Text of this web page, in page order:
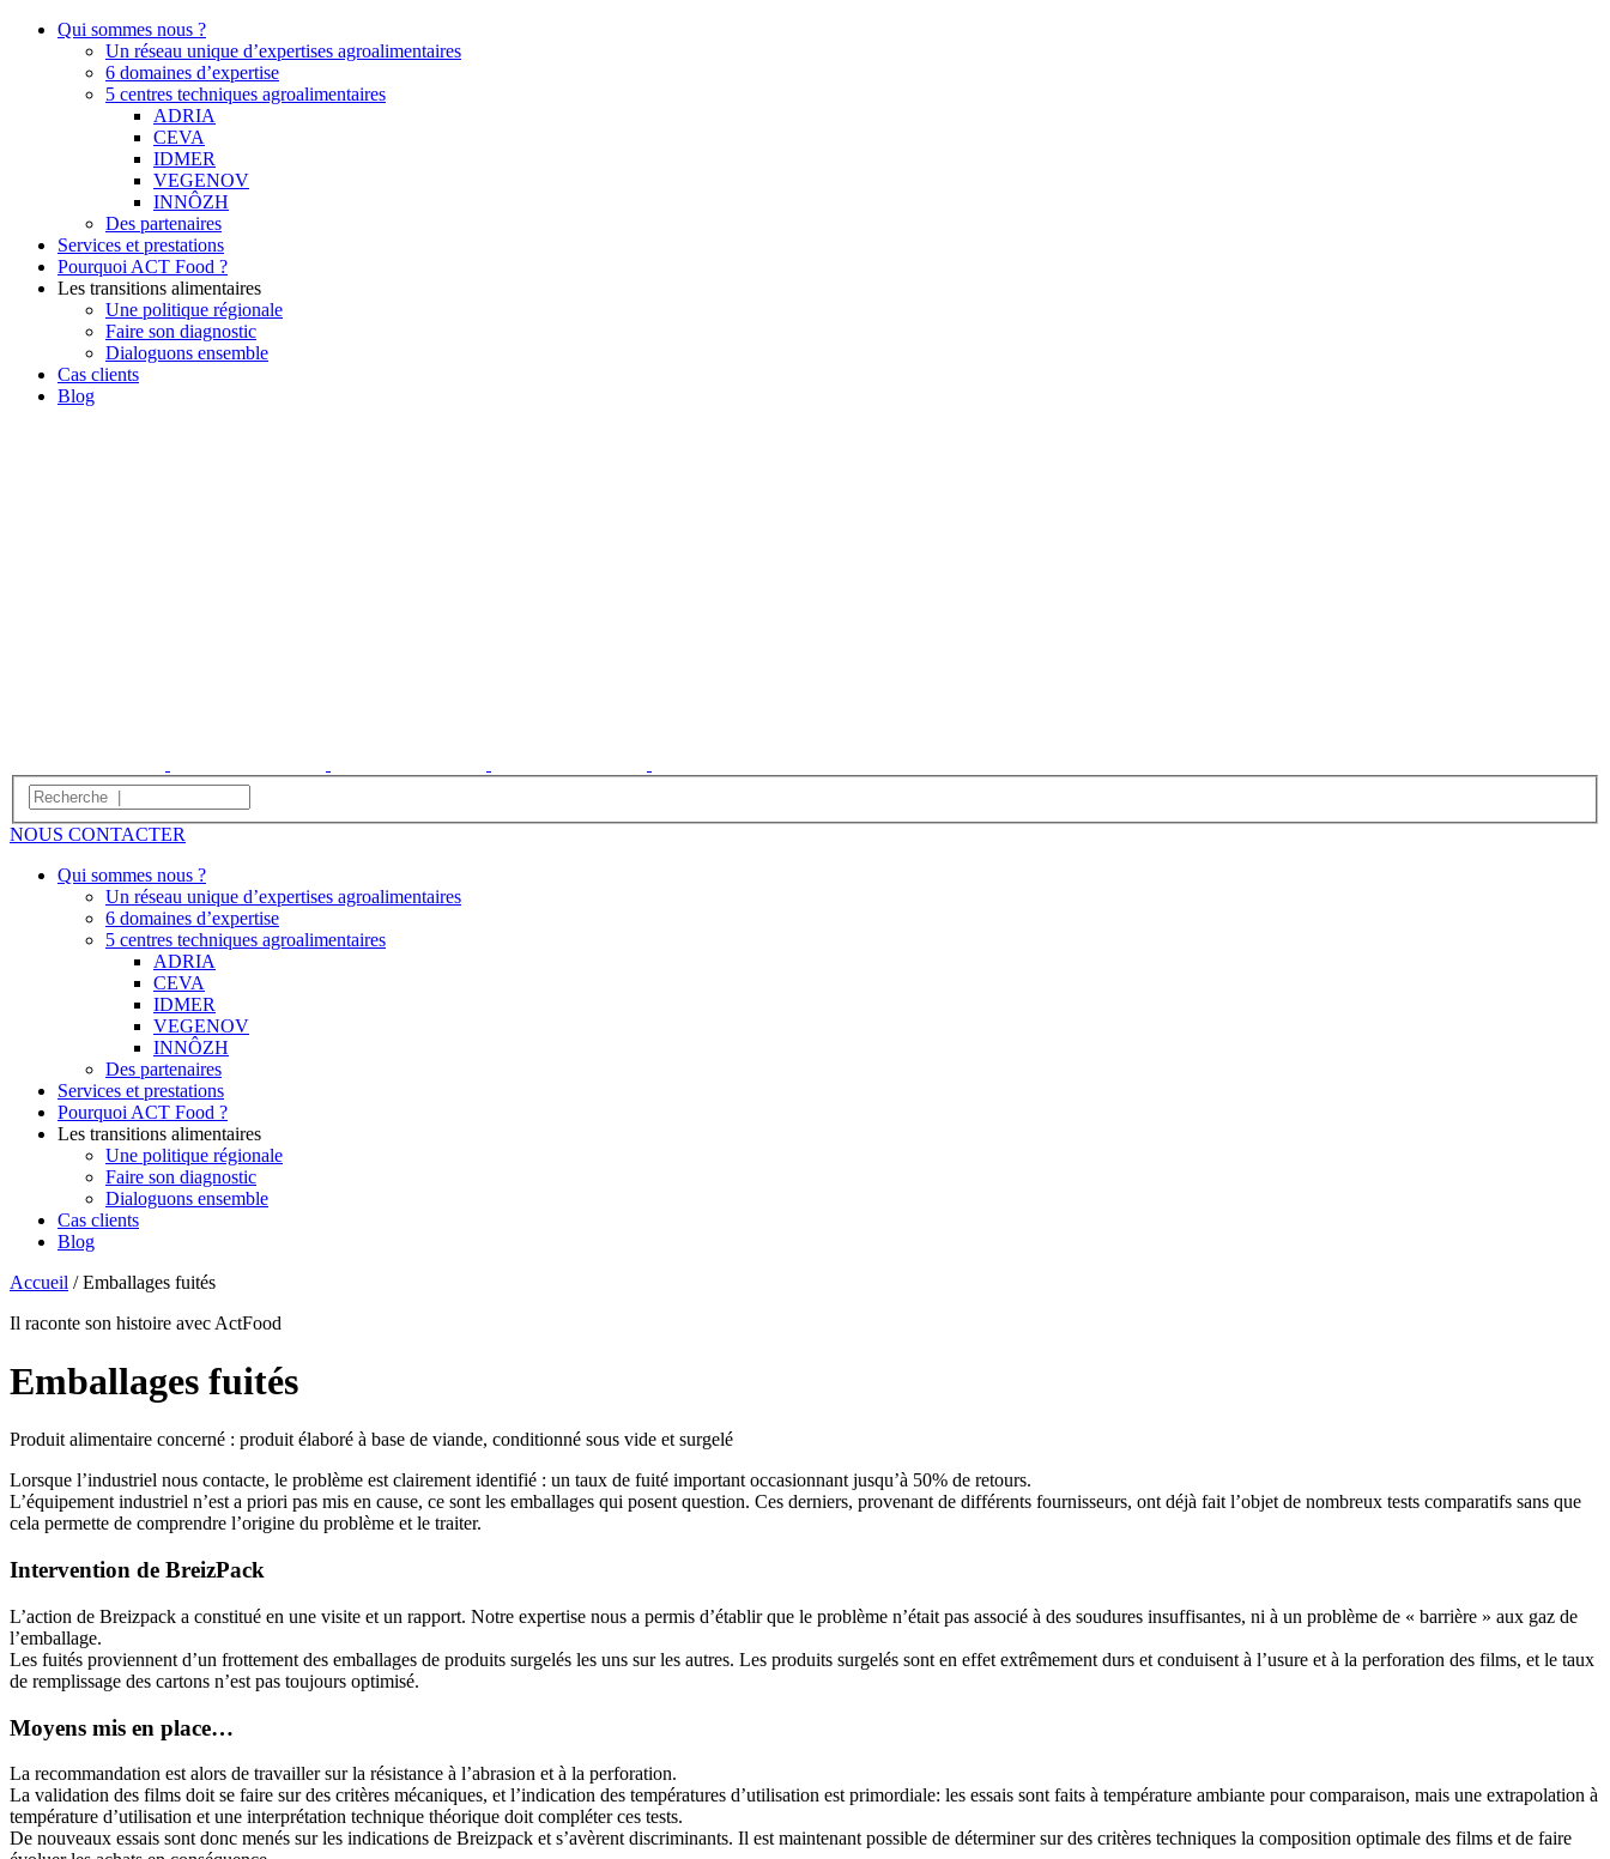
Qui sommes nous ?
Un réseau unique d’expertises agroalimentaires
6 domaines d’expertise
5 centres techniques agroalimentaires
ADRIA
CEVA
IDMER
VEGENOV
INNÔZH
Des partenaires
Services et prestations
Pourquoi ACT Food ?
Les transitions alimentaires
Une politique régionale
Faire son diagnostic
Dialoguons ensemble
Cas clients
Blog
NOUS CONTACTER
Qui sommes nous ?
Un réseau unique d’expertises agroalimentaires
6 domaines d’expertise
5 centres techniques agroalimentaires
ADRIA
CEVA
IDMER
VEGENOV
INNÔZH
Des partenaires
Services et prestations
Pourquoi ACT Food ?
Les transitions alimentaires
Une politique régionale
Faire son diagnostic
Dialoguons ensemble
Cas clients
Blog
Accueil /Emballages fuités
Il raconte son histoire avec ActFood
Emballages fuités
Produit alimentaire concerné : produit élaboré à base de viande, conditionné sous vide et surgelé
Lorsque l’industriel nous contacte, le problème est clairement identifié : un taux de fuité important occasionnant jusqu’à 50% de retours.
L’équipement industriel n’est a priori pas mis en cause, ce sont les emballages qui posent question. Ces derniers, provenant de différents fournisseurs, ont déjà fait l’objet de nombreux tests comparatifs sans que
cela permette de comprendre l’origine du problème et le traiter.
Intervention de BreizPack
L’action de Breizpack a constitué en une visite et un rapport. Notre expertise nous a permis d’établir que le problème n’était pas associé à des soudures insuffisantes, ni à un problème de « barrière » aux gaz de
l’emballage.
Les fuités proviennent d’un frottement des emballages de produits surgelés les uns sur les autres. Les produits surgelés sont en effet extrêmement durs et conduisent à l’usure et à la perforation des films, et le taux
de remplissage des cartons n’est pas toujours optimisé.
Moyens mis en place…
La recommandation est alors de travailler sur la résistance à l’abrasion et à la perforation.
La validation des films doit se faire sur des critères mécaniques, et l’indication des températures d’utilisation est primordiale: les essais sont faits à température ambiante pour comparaison, mais une extrapolation à
température d’utilisation et une interprétation technique théorique doit compléter ces tests.
De nouveaux essais sont donc menés sur les indications de Breizpack et s’avèrent discriminants. Il est maintenant possible de déterminer sur des critères techniques la composition optimale des films et de faire